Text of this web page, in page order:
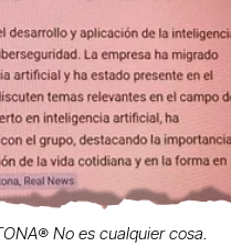
No es cualquier cosa.